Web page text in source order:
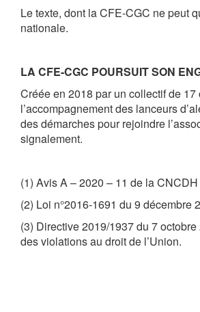
Le texte, dont la CFE-CGC ne peut
nationale.
LA CFE-CGC POURSUIT SON
Créée en 2018 par un collectif de
l’accompagnement des lanceurs
des démarches pour rejoindre
signalement.
(1) Avis A – 2020 – 11 de la
(2) Loi n°2016-1691 du 9
(3) Directive 2019/1937 du 7
des violations au droit de l’Union.